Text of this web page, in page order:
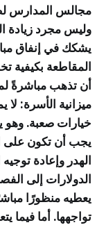
مجالس المدارس
وليس مجرد زيادة
يشكك في إنفاق
المقاطعة بكيفية
أن تذهب مباشرةً
ميزانية الأسرة: لا
خيارات صعبة. وهو
يجب أن تكون على
الهدر وإعادة
الدولارات إلى
يعطيه منظورًا
تواجهها. أما فيما